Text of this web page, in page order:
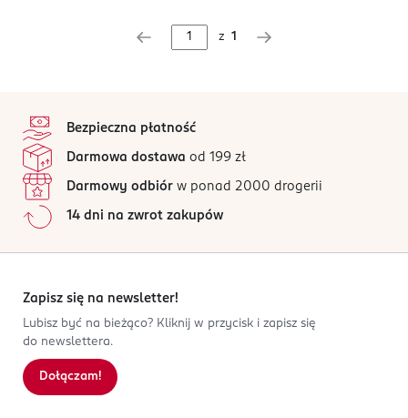
z 1
Bezpieczna płatność
Darmowa dostawa od 199 zł
Darmowy odbiór w ponad 2000 drogerii
14 dni na zwrot zakupów
Zapisz się na newsletter!
Lubisz być na bieżąco? Kliknij w przycisk i zapisz się
do newslettera.
Dołączam!